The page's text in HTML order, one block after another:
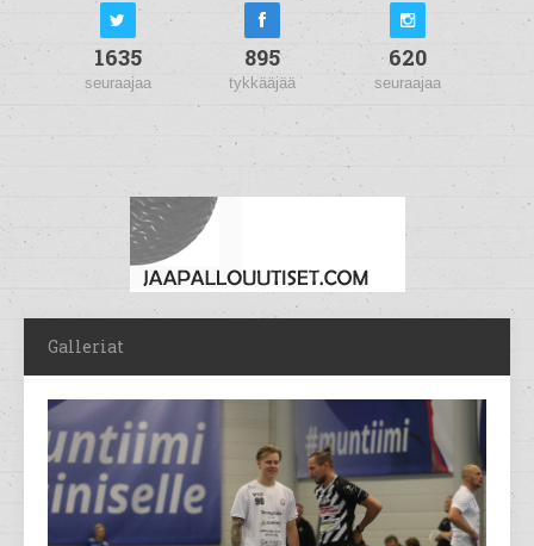
1635
seuraajaa
895
tykkääjää
620
seuraajaa
Galleriat